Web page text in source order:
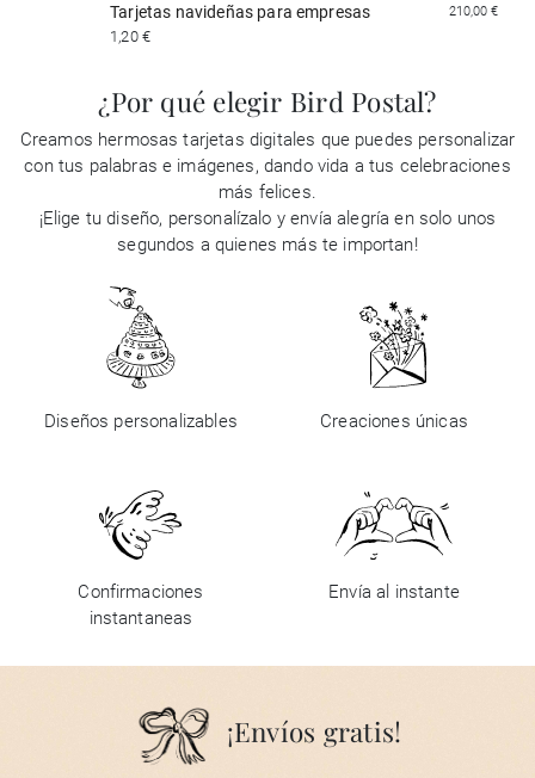
Tarjetas navideñas para empresas
1,20 €
210,00 €
¿Por qué elegir Bird Postal?
Creamos hermosas tarjetas digitales que puedes personalizar
con tus palabras e imágenes, dando vida a tus celebraciones
más felices.
¡Elige tu diseño, personalízalo y envía alegría en solo unos
segundos a quienes más te importan!
Diseños personalizables Creaciones únicas
Confirmaciones
instantaneas
Envía al instante
¡Envíos gratis!